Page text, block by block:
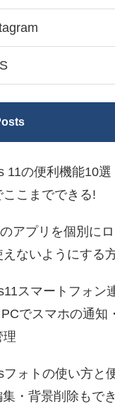
11の便利機能10
こまでできる!
アプリを個別にロ
えないようにする
スマートフォン
でスマホの通知
理
フォトの使い方と
・背景削除もでき